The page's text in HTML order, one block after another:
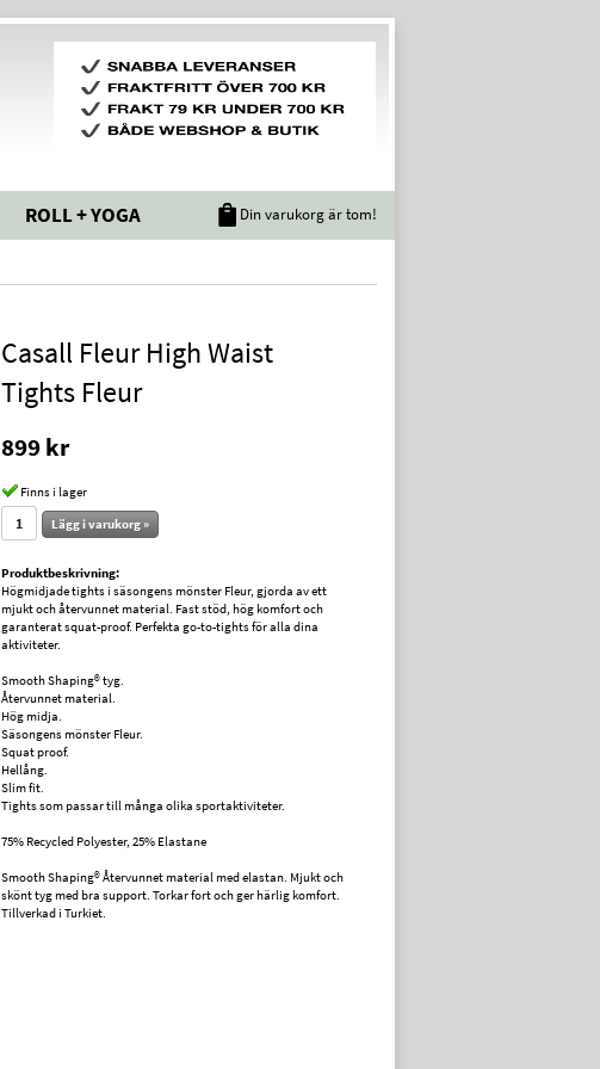
ROLL + YOGA Din varukorg är tom!
Casall Fleur High Waist
Tights Fleur
899 kr
Finns i lager
Lägg i varukorg »
Produktbeskrivning:
Högmidjade tights i säsongens mönster Fleur, gjorda av ett
mjukt och återvunnet material. Fast stöd, hög komfort och
garanterat squat-proof. Perfekta go-to-tights för alla dina
aktiviteter.
Smooth Shaping® tyg.
Återvunnet material.
Hög midja.
Säsongens mönster Fleur.
Squat proof.
Hellång.
Slim fit.
Tights som passar till många olika sportaktiviteter.
75% Recycled Polyester, 25% Elastane
Smooth Shaping® Återvunnet material med elastan. Mjukt och
skönt tyg med bra support. Torkar fort och ger härlig komfort.
Tillverkad i Turkiet.